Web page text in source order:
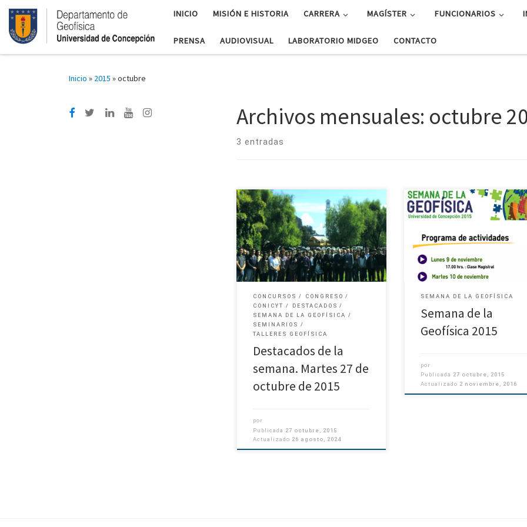
INICIO MISIÓN E HISTORIA CARRERA MAGÍSTER FUNCIONARIOS
PRENSA AUDIOVISUAL LABORATORIO MIDGEO CONTACTO
Inicio » 2015 »octubre
Archivos mensuales: octubre
3 entradas
Geofísicos participan en 11
Conferencia Internacional de
Meteorología y Oceanografía del
Hemisferio Sur Entre el 5 y 9 de
Octubre se realizó en la Facultad de
Ciencias Físicas y Matemáticas […]
CONCURSOS
CONGRESO
CONICYT
DESTACADOS
SEMANA DE LA GEOFÍSICA
SEMINARIOS
TALLERES GEOFÍSICA
Destacados de la
semana. Martes 27 de
octubre de 2015
por
Publicada 27 octubre, 2015
Actualizado 26 agosto, 2024
Ya van nueve años de
año celebramos la tercera
nuestra Semana de la Geofísica,
que conmemoraremos el
aniversario de nuestra carrera.
ello, […]
SEMANA DE LA GEOFÍSICA
Semana de la
Geofísica 2015
por
Publicada 27 octubre, 2015
Actualizado 2 noviembre, 2016